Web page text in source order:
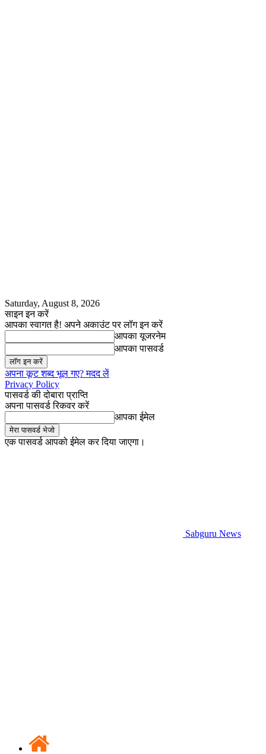
Saturday, August 8, 2026
साइन इन करें
आपका स्वागत है! अपने अकाउंट पर लॉग इन करें
आपका यूजरनेम
आपका पासवर्ड
अपना कूट शब्द भूल गए? मदद लें
Privacy Policy
पासवर्ड की दोबारा प्राप्ति
अपना पासवर्ड रिकवर करें
आपका ईमेल
एक पासवर्ड आपको ईमेल कर दिया जाएगा।
Sabguru News